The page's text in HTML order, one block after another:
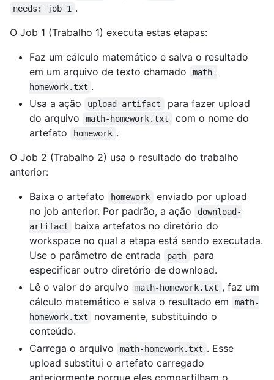
needs: job_1 .
O Job 1 (Trabalho 1) executa estas etapas:
Faz um cálculo matemático e salva o resultado
em um arquivo de texto chamado
math-
homework.txt .
Usa a ação
upload-artifact
para fazer upload
do arquivo
math-homework.txt
com o nome do
artefato
homework .
O Job 2 (Trabalho 2) usa o resultado do trabalho
anterior:
Baixa o artefato
homework
enviado por upload
no job anterior. Por padrão, a ação
download-
artifact
baixa artefatos no diretório do
workspace no qual a etapa está sendo executada.
Use o parâmetro de entrada
path
para
especificar outro diretório de download.
Lê o valor do arquivo
math-homework.txt , faz um
cálculo matemático e salva o resultado em
math-
homework.txt
novamente, substituindo o
conteúdo.
Carrega o arquivo
math-homework.txt . Esse
upload substitui o artefato carregado
anteriormente porque eles compartilham o